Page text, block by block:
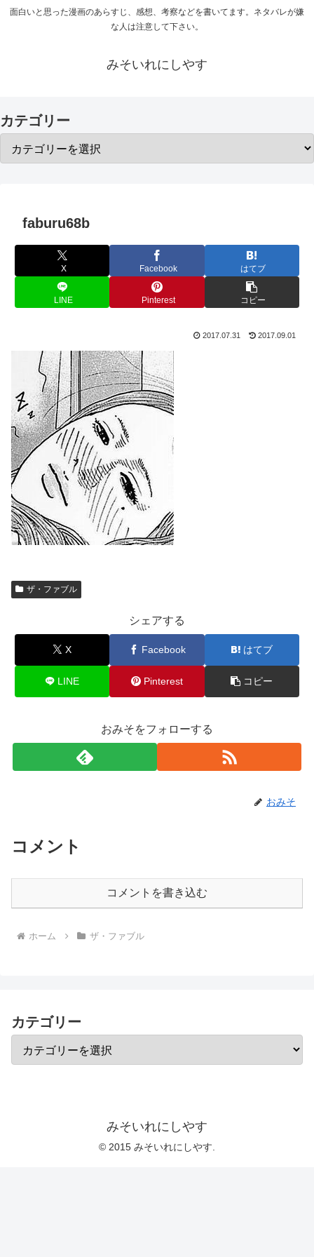
面白いと思った漫画のあらすじ、感想、考察などを書いてます。ネタバレが嫌
な人は注意して下さい。
みそいれにしやす
カテゴリー
faburu68b
X Facebook はてブ
LINE Pinterest コピー
2017.07.31 2017.09.01
ザ・ファブル
シェアする
X Facebook はてブ
LINE Pinterest コピー
おみそをフォローする
おみそ
コメント
コメントを書き込む
ホーム ザ・ファブル
カテゴリー
みそいれにしやす
© 2015 みそいれにしやす.